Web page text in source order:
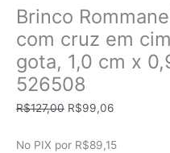
Brinco
com cruz em
gota, 1,0 cm x
526508
R$127,00 O
original
R$99,06
atual
No PIX por R$89,15